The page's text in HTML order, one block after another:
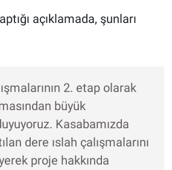
açıklamada, şunları
2. etap olarak
büyük
Kasabamızda
dere ıslah çalışmalarını
proje hakkında